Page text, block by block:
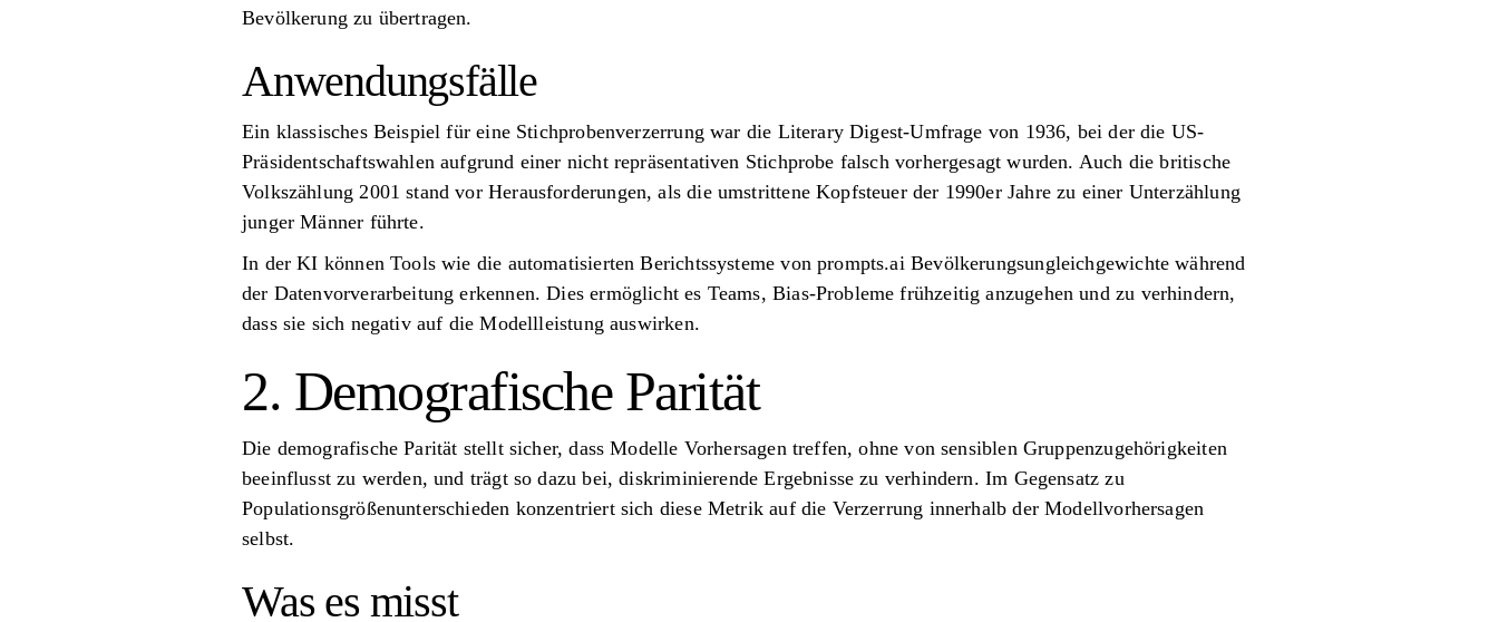
Bevölkerung zu übertragen.
Anwendungsfälle
Ein klassisches Beispiel für eine Stichprobenverzerrung war die Literary Digest-Umfrage von 1936, bei der die US-
Präsidentschaftswahlen aufgrund einer nicht repräsentativen Stichprobe falsch vorhergesagt wurden. Auch die britische
Volkszählung 2001 stand vor Herausforderungen, als die umstrittene Kopfsteuer der 1990er Jahre zu einer Unterzählung
junger Männer führte.
In der KI können Tools wie die automatisierten Berichtssysteme von prompts.ai Bevölkerungsungleichgewichte während
der Datenvorverarbeitung erkennen. Dies ermöglicht es Teams, Bias-Probleme frühzeitig anzugehen und zu verhindern,
dass sie sich negativ auf die Modellleistung auswirken.
2. Demografische Parität
Die demografische Parität stellt sicher, dass Modelle Vorhersagen treffen, ohne von sensiblen Gruppenzugehörigkeiten
beeinflusst zu werden, und trägt so dazu bei, diskriminierende Ergebnisse zu verhindern. Im Gegensatz zu
Populationsgrößenunterschieden konzentriert sich diese Metrik auf die Verzerrung innerhalb der Modellvorhersagen
selbst.
Was es misst